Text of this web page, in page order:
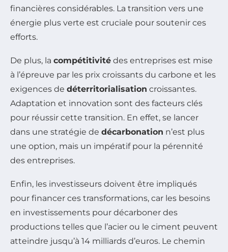
financières considérables. La transition vers une
énergie plus verte est cruciale pour soutenir ces
efforts.
De plus, la compétitivité des entreprises est mise
à l’épreuve par les prix croissants du carbone et les
exigences de déterritorialisation croissantes.
Adaptation et innovation sont des facteurs clés
pour réussir cette transition. En effet, se lancer
dans une stratégie de décarbonation n’est plus
une option, mais un impératif pour la pérennité
des entreprises.
Enfin, les investisseurs doivent être impliqués
pour financer ces transformations, car les besoins
en investissements pour décarboner des
productions telles que l’acier ou le ciment peuvent
atteindre jusqu’à 14 milliards d’euros. Le chemin